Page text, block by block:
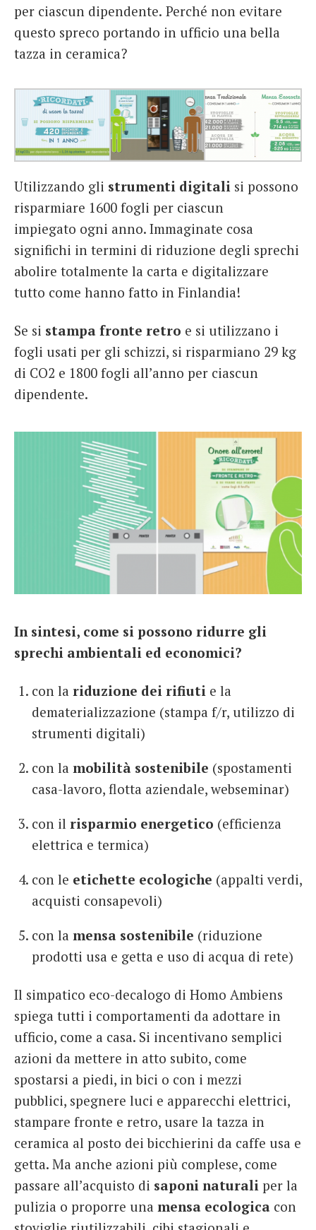
per ciascun dipendente. Perché non evitare
questo spreco portando in ufficio una bella
tazza in ceramica?
Utilizzando gli strumenti digitali si possono
risparmiare 1600 fogli per ciascun
impiegato ogni anno. Immaginate cosa
significhi in termini di riduzione degli sprechi
abolire totalmente la carta e digitalizzare
tutto come hanno fatto in Finlandia!
Se si stampa fronte retro e si utilizzano i
fogli usati per gli schizzi, si risparmiano 29 kg
di CO2 e 1800 fogli all’anno per ciascun
dipendente.
In sintesi, come si possono ridurre gli
sprechi ambientali ed economici?
con la riduzione dei rifiuti e la
dematerializzazione (stampa f/r, utilizzo di
strumenti digitali)
con la mobilità sostenibile (spostamenti
casa-lavoro, flotta aziendale, webseminar)
con il risparmio energetico (efficienza
elettrica e termica)
con le etichette ecologiche (appalti verdi,
acquisti consapevoli)
con la mensa sostenibile (riduzione
prodotti usa e getta e uso di acqua di rete)
Il simpatico eco-decalogo di Homo Ambiens
spiega tutti i comportamenti da adottare in
ufficio, come a casa. Si incentivano semplici
azioni da mettere in atto subito, come
spostarsi a piedi, in bici o con i mezzi
pubblici, spegnere luci e apparecchi elettrici,
stampare fronte e retro, usare la tazza in
ceramica al posto dei bicchierini da caffe usa e
getta. Ma anche azioni più complese, come
passare all’acquisto di saponi naturali per la
pulizia o proporre una mensa ecologica con